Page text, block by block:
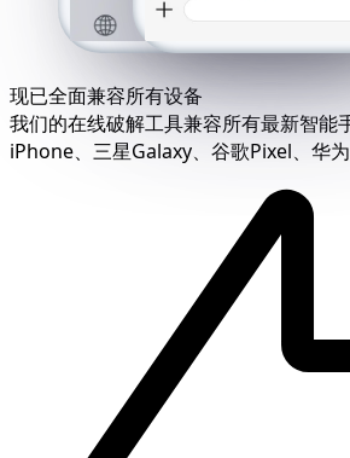
现已全面兼容所有设备
我们的在线破解工具兼容所有最新智能
iPhone、三星Galaxy、谷歌Pixel、华为